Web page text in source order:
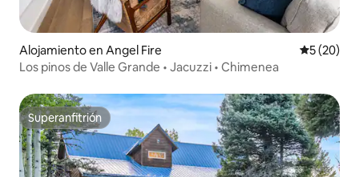
Alojamiento en Angel Fire
5 (20)
Los pinos de Valle Grande • Jacuzzi • Chimenea
Superanfitrión
Superanfitrión